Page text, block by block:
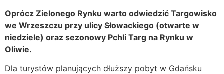
Oprócz Zielonego Rynku warto odwiedzić Targowisko
we Wrzeszczu przy ulicy Słowackiego (otwarte w
niedziele) oraz sezonowy Pchli Targ na Rynku w
Oliwie.
Dla turystów planujących dłuższy pobyt w Gdańsku